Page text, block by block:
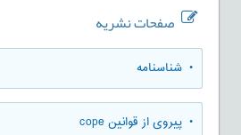
صفحات نشریه
• شناسنامه
• پیروی از قوانین cope